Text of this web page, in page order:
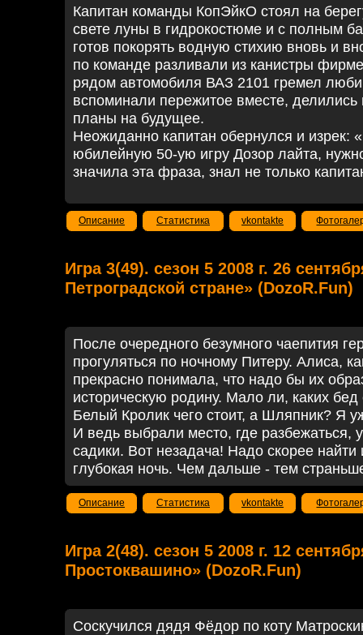
Капитан команды КопЭйкО стоял на
свете луны в гидрокостюме и с полным
готов покорять водную стихию вновь и
по команде разливали из канистры
рядом автомобиля ВАЗ 2101 гремел
вспоминали пережитое вместе, делились
планы на будущее.
Неожиданно капитан обернулся и изрек:
юбилейную 50-ую игру Дозор лайта,
значила эта фраза, знал не только
Описание Статистика vkontakte
Игра 3(49). сезон 5 2008 г. 26
Петроградской стране» (DozoR.Fun)
После очередного безумного чаепития
прогуляться по ночному Питеру. Алиса,
прекрасно понимала, что надо бы их
историческую родину. Мало ли, каких
Белый Кролик чего стоит, а Шляпник? Я
И ведь выбрали место, где разбежаться,
садики. Вот незадача! Надо скорее найти
глубокая ночь. Чем дальше - тем
Описание Статистика vkontakte
Игра 2(48). сезон 5 2008 г. 12
Простоквашино» (DozoR.Fun)
Соскучился дядя Фёдор по коту